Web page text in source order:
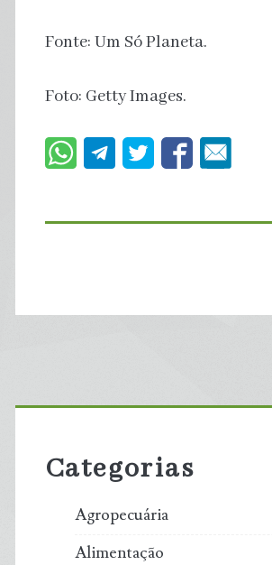
Fonte: Um Só Planeta.
Foto: Getty Images.
Primary
Sidebar
Categorias
Agropecuária
Alimentação